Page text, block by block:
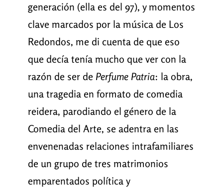
generación (ella es del 97), y momentos
clave marcados por la música de Los
Redondos, me di cuenta de que eso
que decía tenía mucho que ver con la
razón de ser de Perfume Patria: la obra,
una tragedia en formato de comedia
reidera, parodiando el género de la
Comedia del Arte, se adentra en las
envenenadas relaciones intrafamiliares
de un grupo de tres matrimonios
emparentados política y